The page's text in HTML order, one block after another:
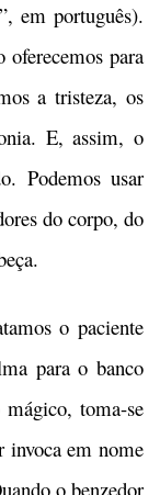
em português).
para
a tristeza, os
E, assim, o
Podemos usar
do corpo, do
o paciente
para o banco
toma-se
invoca em nome
o benzedor